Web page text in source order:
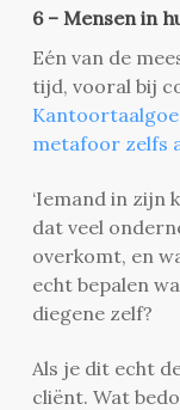
6 – Mensen in
Eén van de
tijd, vooral bij
metafoor zelfs
‘Iemand in zijn
dat veel
overkomt, en
echt bepalen
diegene zelf?
Als je dit echt
cliënt. Wat